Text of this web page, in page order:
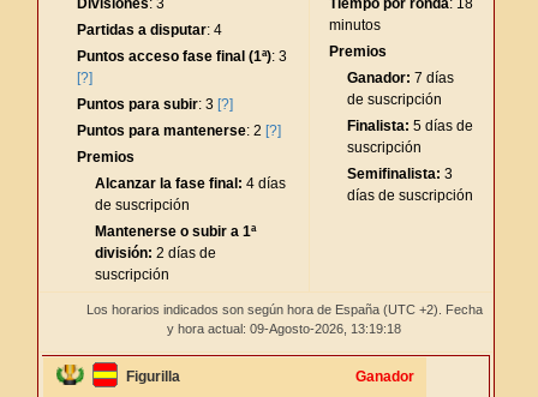
Divisiones: 3
Partidas a disputar: 4
Puntos acceso fase final (1ª): 3
[?]
Puntos para subir: 3 [?]
Puntos para mantenerse: 2 [?]
Premios
Alcanzar la fase final: 4 días
de suscripción
Mantenerse o subir a 1ª
división: 2 días de
suscripción
Tiempo por ronda: 18
minutos
Premios
Ganador: 7 días
de suscripción
Finalista: 5 días de
suscripción
Semifinalista: 3
días de suscripción
Los horarios indicados son según hora de España (UTC +2). Fecha
y hora actual: 09-Agosto-2026, 13:19:18
Figurilla Ganador